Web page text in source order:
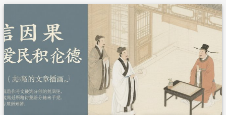
2.1.
北宋名臣信因果，开仓救民
为官清廉，不贪私财
2.3.居陋室不营私，周济乡邻